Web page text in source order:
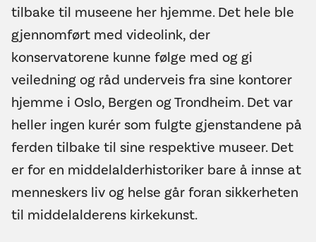
tilbake til museene her hjemme. Det hele ble
gjennomført med videolink, der
konservatorene kunne følge med og gi
veiledning og råd underveis fra sine kontorer
hjemme i Oslo, Bergen og Trondheim. Det var
heller ingen kurér som fulgte gjenstandene på
ferden tilbake til sine respektive museer. Det
er for en middelalderhistoriker bare å innse at
menneskers liv og helse går foran sikkerheten
til middelalderens kirkekunst.